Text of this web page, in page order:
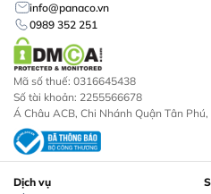
Dịch vụ
info@panaco.vn
0989 352 251
Mã số thuế: 0316645438
Số tài khoản: 2255566678
Á Châu ACB, Chi Nhánh Quận Tân